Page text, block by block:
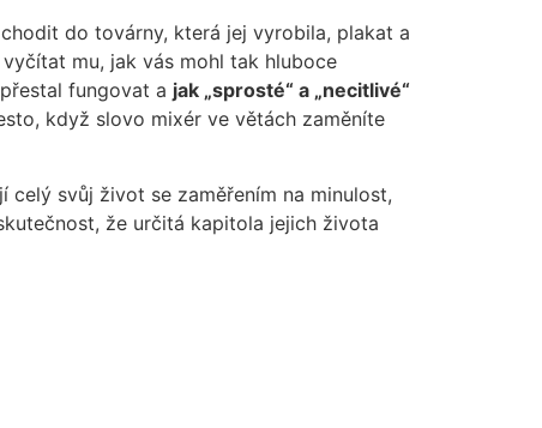
do továrny, která jej vyrobila, plakat a
mu, jak vás mohl tak hluboce
fungovat a jak „sprosté“ a „necitlivé“
když slovo mixér ve větách zaměníte
celý svůj život se zaměřením na minulost,
že určitá kapitola jejich života